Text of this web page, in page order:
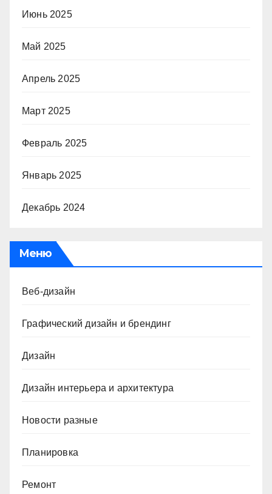
Июнь 2025
Май 2025
Апрель 2025
Март 2025
Февраль 2025
Январь 2025
Декабрь 2024
Меню
Веб-дизайн
Графический дизайн и брендинг
Дизайн
Дизайн интерьера и архитектура
Новости разные
Планировка
Ремонт